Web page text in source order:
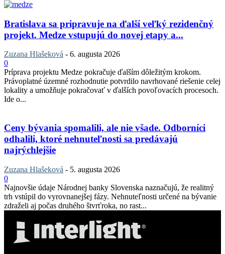
Bratislava sa pripravuje na ďalší veľký rezidenčný
projekt. Medze vstupujú do novej etapy a...
Zuzana Hlašeková - 6. augusta 2026
0
Príprava projektu Medze pokračuje ďalším dôležitým krokom.
Právoplatné územné rozhodnutie potvrdilo navrhované riešenie celej
lokality a umožňuje pokračovať v ďalších povoľovacích procesoch.
Ide o...
Ceny bývania spomalili, ale nie všade. Odborníci
odhalili, ktoré nehnuteľnosti sa predávajú
najrýchlejšie
Zuzana Hlašeková - 5. augusta 2026
0
Najnovšie údaje Národnej banky Slovenska naznačujú, že realitný
trh vstúpil do vyrovnanejšej fázy. Nehnuteľnosti určené na bývanie
zdraželi aj počas druhého štvrťroka, no rast...